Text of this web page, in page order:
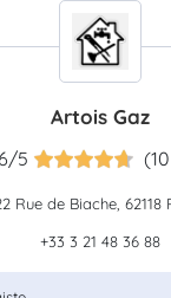
Artois Gaz
5
Rue de Biache, 62118
+33 3 21 48 36 88